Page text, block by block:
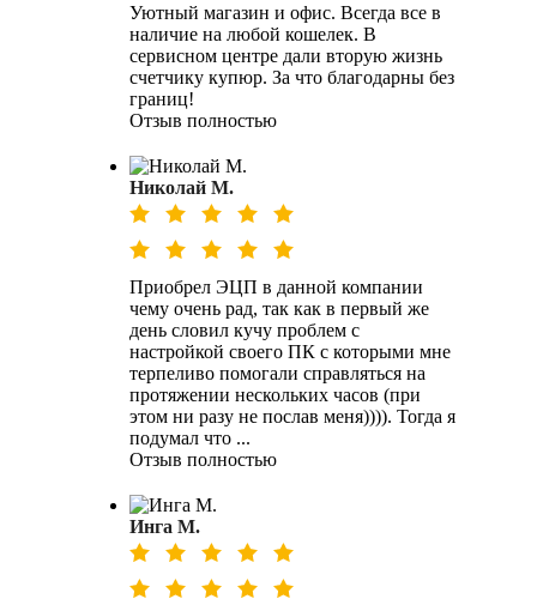
Уютный магазин и офис. Всегда все в
наличие на любой кошелек. В
сервисном центре дали вторую жизнь
счетчику купюр. За что благодарны без
границ!
Отзыв полностью
Николай М.
Приобрел ЭЦП в данной компании
чему очень рад, так как в первый же
день словил кучу проблем с
настройкой своего ПК с которыми мне
терпеливо помогали справляться на
протяжении нескольких часов (при
этом ни разу не послав меня)))). Тогда я
подумал что ...
Отзыв полностью
Инга М.